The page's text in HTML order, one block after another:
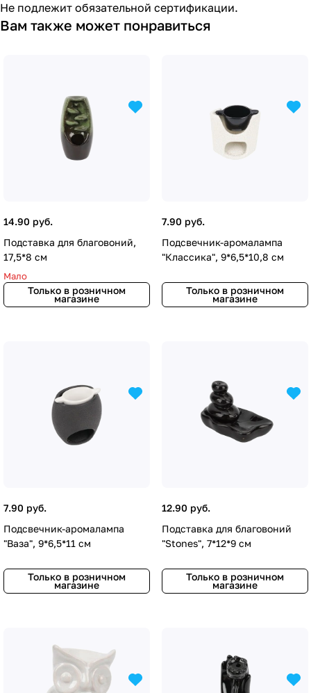
Не подлежит обязательной сертификации.
Вам также может понравиться
14.90 руб.
Подставка для благовоний,
17,5*8 см
Мало
Только в розничном
магазине
7.90 руб.
Подсвечник-аромалампа
"Классика", 9*6,5*10,8 см
Только в розничном
магазине
7.90 руб.
Подсвечник-аромалампа
"Ваза", 9*6,5*11 см
Только в розничном
магазине
12.90 руб.
Подставка для благовоний
"Stones", 7*12*9 см
Только в розничном
магазине